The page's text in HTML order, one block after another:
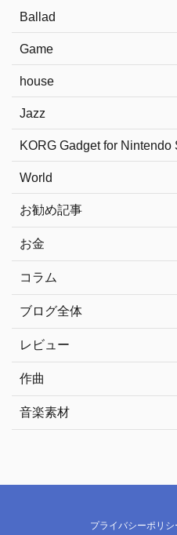
Ballad
Game
house
Jazz
KORG Gadget for Nintendo
World
お勧め記事
お金
コラム
ブログ全体
レビュー
作曲
音楽素材
プライバシーポリシ